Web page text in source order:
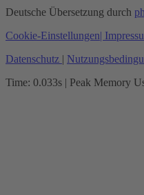
Deutsche Übersetzung durch
Cookie-Einstellungen|
Datenschutz |
Time: 0.033s | Peak Memory